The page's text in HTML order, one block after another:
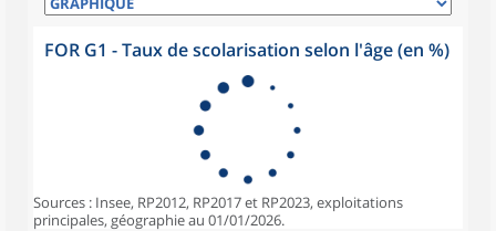
FOR G1 - Taux de scolarisation selon l'âge (en %)
Sources : Insee, RP2012, RP2017 et RP2023, exploitations
principales, géographie au 01/01/2026.